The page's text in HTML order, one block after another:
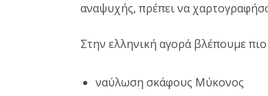
αναψυχής, πρέπει να
Στην ελληνική αγορά βλέπουμε
ναύλωση σκάφους Μύκονος